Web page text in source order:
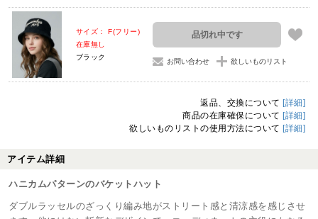
サイズ： F(フリー)
在庫無し
ブラック
品切れ中です
お問い合わせ 欲しいものリスト
返品、交換について [詳細]
商品の在庫確保について [詳細]
欲しいものリストの使用方法について [詳細]
アイテム詳細
ハニカムパターンのバケットハット
ダブルラッセルのざっくり編み地がストリート感と清涼感を感じさせ